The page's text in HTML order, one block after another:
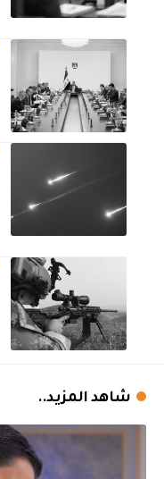
شاهد المزيد..